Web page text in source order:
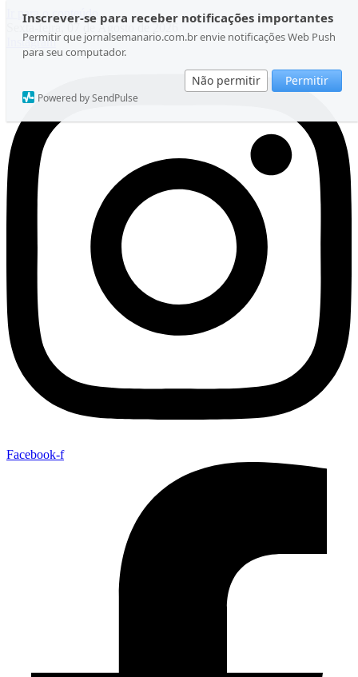
Inscrever-se para receber notificações importantes
Permitir que jornalsemanario.com.br envie notificações Web Push
para seu computador.
Não permitir Permitir
Powered by SendPulse
Ir para o conteúdo
Sexta-feira, 07 de Agosto de 2026
Instagram
Facebook-f